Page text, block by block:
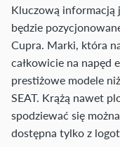
Kluczową informacją
będzie
Cupra. Marki, która
całkowicie na napęd
prestiżowe modele
SEAT. Krążą nawet
spodziewać się
dostępna tylko z